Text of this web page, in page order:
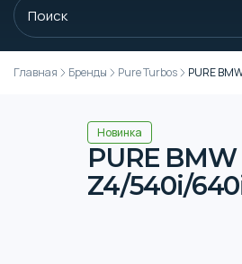
Главная Бренды Pure Turbos PURE
Новинка
PURE
Z4/540i/